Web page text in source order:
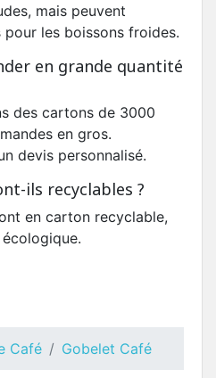
mais peuvent
les boissons froides.
en grande quantité
des cartons de 3000
en gros.
devis personnalisé.
ils recyclables ?
en carton recyclable,
Café Gobelet Café